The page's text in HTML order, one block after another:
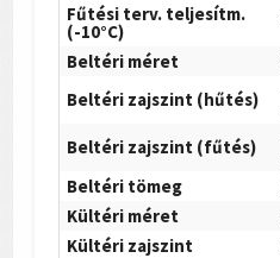
Fűtési terv. teljesítm.
(-10°C)
Beltéri méret
Beltéri zajszint (hűtés)
Beltéri zajszint (fűtés)
Beltéri tömeg
Kültéri méret
Kültéri zajszint